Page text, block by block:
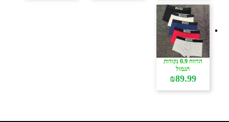
הרווח 0.9 נקודות
תגמול
₪89.99